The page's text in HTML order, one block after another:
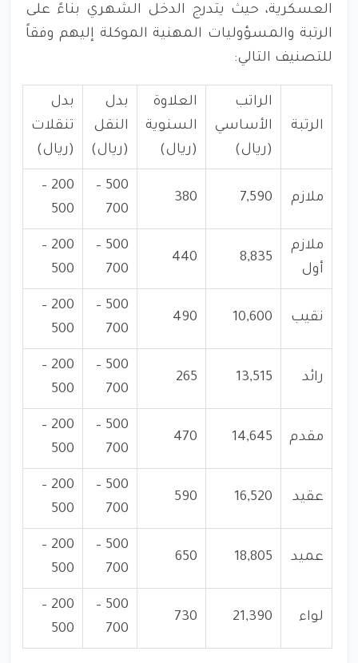
العسكرية، حيث يتدرج الدخل الشهري بناءً على
الرتبة والمسؤوليات المهنية الموكلة إليهم وفقاً
للتصنيف التالي:
الرتبة
الراتب
الأساسي
(ريال)
العلاوة
السنوية
(ريال)
بدل
النقل
(ريال)
بدل
تنقلات
(ريال)
ملازم 7,590
380
500 –
700
200 –
500
ملازم
أول
8,835
440
500 –
700
200 –
500
نقيب 10,600
490
500 –
700
200 –
500
رائد 13,515
265
500 –
700
200 –
500
مقدم 14,645
470
500 –
700
200 –
500
عقيد 16,520
590
500 –
700
200 –
500
عميد 18,805
650
500 –
700
200 –
500
لواء 21,390
730
500 –
700
200 –
500